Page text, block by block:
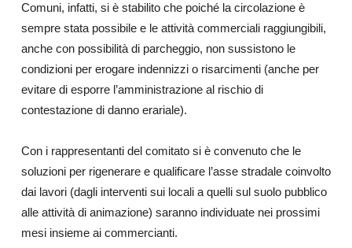
Comuni, infatti, si è stabilito che poiché la circolazione è
sempre stata possibile e le attività commerciali raggiungibili,
anche con possibilità di parcheggio, non sussistono le
condizioni per erogare indennizzi o risarcimenti (anche per
evitare di esporre l’amministrazione al rischio di
contestazione di danno erariale).
Con i rappresentanti del comitato si è convenuto che le
soluzioni per rigenerare e qualificare l’asse stradale coinvolto
dai lavori (dagli interventi sui locali a quelli sul suolo pubblico
alle attività di animazione) saranno individuate nei prossimi
mesi insieme ai commercianti.